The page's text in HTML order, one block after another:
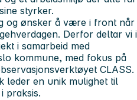
styrker.
og ønsker å være i front når
Derfor deltar vi i
i samarbeid med
kommune, med fokus på
CLASS.
leder en unik mulighet til
praksis.